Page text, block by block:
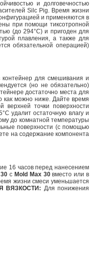
и долговечностью
Silc Pig. Время жизни
и применяются в
при помощи тиксотропной
(до 294°C) и пригоден для
плавления, а также для
обязательной операцией)
для смешивания и
(но не обязательно)
достаточно места для
как можно ниже. Дайте время
точки поверхности
удалит остаточную влагу и
до комнатной температуры
поверхности (с помощью
на содержание компонента
16 часов перед нанесением
с Mold Max 30вместо или в
жизни смеси уменьшается
ВЯЗКОСТИ: Для понижения